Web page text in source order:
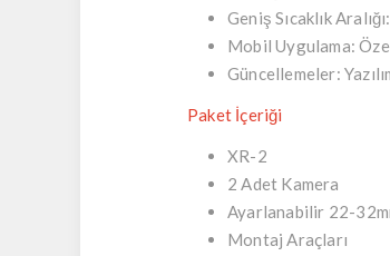
Geniş Sıcaklık Aralığı:
Mobil Uygulama:
Güncellemeler:
Paket İçeriği
XR-2
2 Adet Kamera
Ayarlanabilir 22-
Montaj Araçları